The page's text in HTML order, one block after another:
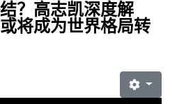
？高志凯深度解
将成为世界格局转